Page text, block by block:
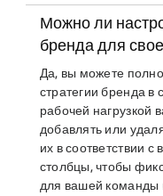
Можно ли
бренда для
Да, вы можете
стратегии бренда в
рабочей нагрузкой
добавлять или
их в соответствии
столбцы, чтобы
для вашей